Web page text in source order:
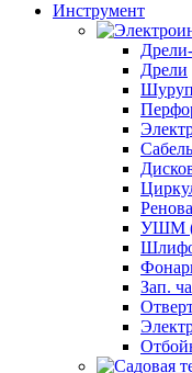
Инструмент
Дрели
УШМ
Зап.